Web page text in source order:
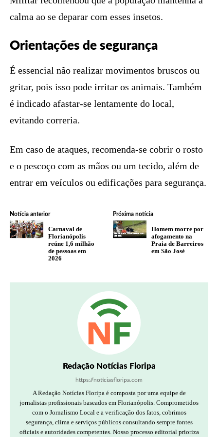
calma ao se deparar com esses insetos.
Orientações de segurança
É essencial não realizar movimentos bruscos ou
gritar, pois isso pode irritar os animais. Também
é indicado afastar-se lentamente do local,
evitando correria.
Em caso de ataques, recomenda-se cobrir o rosto
e o pescoço com as mãos ou um tecido, além de
entrar em veículos ou edificações para segurança.
Notícia anterior
Carnaval de
Florianópolis
reúne 1,6 milhão
de pessoas em
2026
Próxima notícia
Homem morre por
afogamento na
Praia de Barreiros
em São José
Redação Notícias Floripa
https://noticiasfloripa.com
A Redação Notícias Floripa é composta por uma equipe de
jornalistas profissionais baseados em Florianópolis. Comprometidos
com o Jornalismo Local e a verificação dos fatos, cobrimos
segurança, clima e serviços públicos consultando sempre fontes
oficiais e autoridades competentes. Nosso processo editorial prioriza